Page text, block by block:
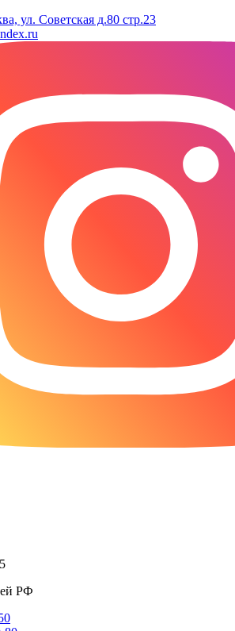
ул. Советская д.80 стр.23
РФ